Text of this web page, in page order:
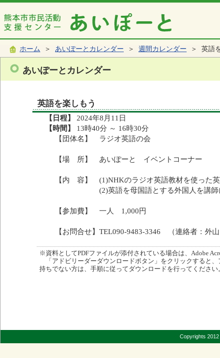
ホーム ＞ あいぽーとカレンダー ＞ 週間カレンダー ＞ 英語
あいぽーとカレンダー
英語を楽しもう
【日程】
2024年8月11日
【時間】
13時40分 ～ 16時30分
【団体名】 ラジオ英語の会
【場 所】 あいぽーと イベントコーナー
【内 容】 (1)NHKのラジオ英語教材を使った
(2)英語を母国語とする外国人を講師に招
【参加費】 一人 1,000円
【お問合せ】TEL090-9483-3346 （連絡者：外
※資料としてPDFファイルが添付されている場合は、Adobe
「アドビリーダーダウンロードボタン」をクリックすると
持ちでない方は、手順に従ってダウンロードを行ってください
Copyrights